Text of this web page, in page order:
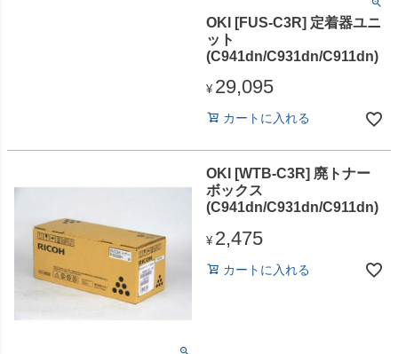
OKI [FUS-C3R] 定着器ユニ
ット
(C941dn/C931dn/C911dn)
¥ 29,095
カートに入れる
OKI [WTB-C3R] 廃トナー
ボックス
(C941dn/C931dn/C911dn)
¥ 2,475
カートに入れる